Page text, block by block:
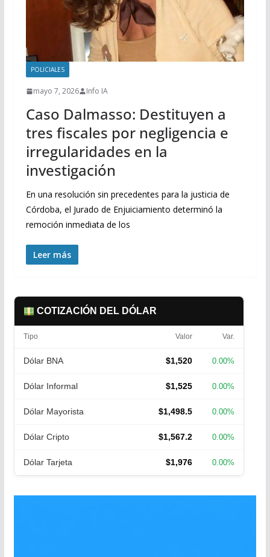
POLICIALES
mayo 7, 2026 Info IA
Caso Dalmasso: Destituyen a
tres fiscales por negligencia e
irregularidades en la
investigación
En una resolución sin precedentes para la justicia de
Córdoba, el Jurado de Enjuiciamiento determinó la
remoción inmediata de los
Leer más
COTIZACIÓN DEL DÓLAR
Tipo Valor Var.
Dólar BNA $1,520 0.00%
Dólar Informal $1,525 0.00%
Dólar Mayorista $1,498.5 0.00%
Dólar Cripto $1,567.2 0.00%
Dólar Tarjeta $1,976 0.00%